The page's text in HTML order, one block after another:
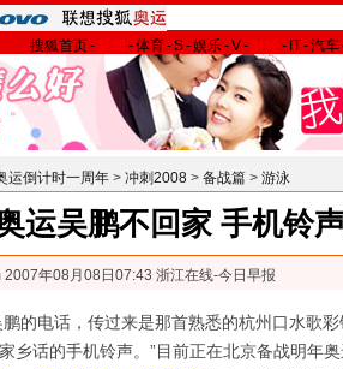
搜狐首页- -体育-S-娱乐-V- 财经 - IT-汽车
运倒计时一周年 > 冲刺2008 > 备战篇 > 游泳
运吴鹏不回家 手机铃
2007年08月08日07:43 浙江在线-今日早报
电话，传过来是那首熟悉的杭州口水歌彩
乡话的手机铃声。”目前正在北京备战明年